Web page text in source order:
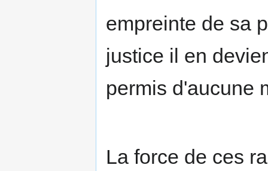
empreinte de sa
justice il en
permis d'aucune
La force de ces